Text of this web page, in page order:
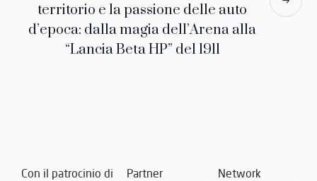
territorio e la passione delle auto
d’epoca: dalla magia dell’Arena alla
“Lancia Beta HP” del 1911
Con il patrocinio di Partner Network